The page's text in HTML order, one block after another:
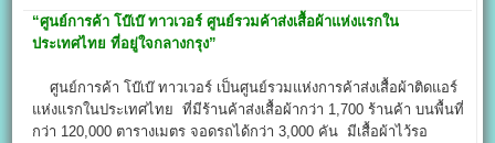
“ศูนย์การค้า โบ๊เบ๊ ทาวเวอร์ ศูนย์รวมค้าส่งเสื้อผ้าแห่งแรกใน
ประเทศไทย ที่อยู่ใจกลางกรุง”
ศูนย์การค้า โบ๊เบ๊ ทาวเวอร์ เป็นศูนย์รวมแห่งการค้าส่งเสื้อผ้าติดแอร์
แห่งแรกในประเทศไทย ที่มีร้านค้าส่งเสื้อผ้ากว่า 1,700 ร้านค้า บนพื้นที่
กว่า 120,000 ตารางเมตร จอดรถได้กว่า 3,000 คัน มีเสื้อผ้าไว้รอ